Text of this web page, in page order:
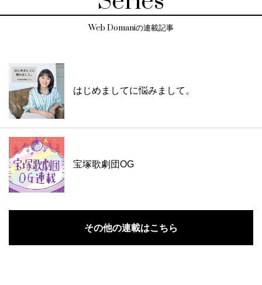
Web Domaniの連載記事
はじめましてに悩みまして。
宝塚歌劇団OG
その他の連載はこちら